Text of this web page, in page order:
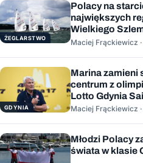
ŻEGLARSTWO
Polacy na
największych
Wielkiego
Maciej Frąckiewicz ·
GDYNIA
Marina zamieni
centrum z
Lotto Gdynia
Maciej Frąckiewicz ·
Młodzi Polacy
świata w klasie